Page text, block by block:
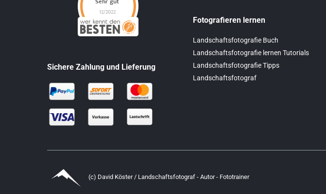
Sichere Zahlung und Lieferung
Fotografieren lernen
Landschaftsfotografie Buch
Landschaftsfotografie lernen Tutorials
Landschaftsfotografie Tipps
Landschaftsfotograf
(c) David Köster / Landschaftsfotograf - Autor - Fototrainer